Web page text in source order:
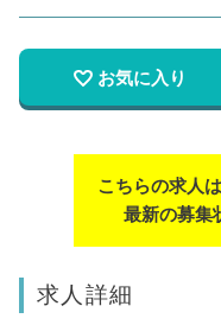
お気に入り
こちらの求人
最新の募集
求人詳細